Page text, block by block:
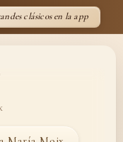
clásicos en la app